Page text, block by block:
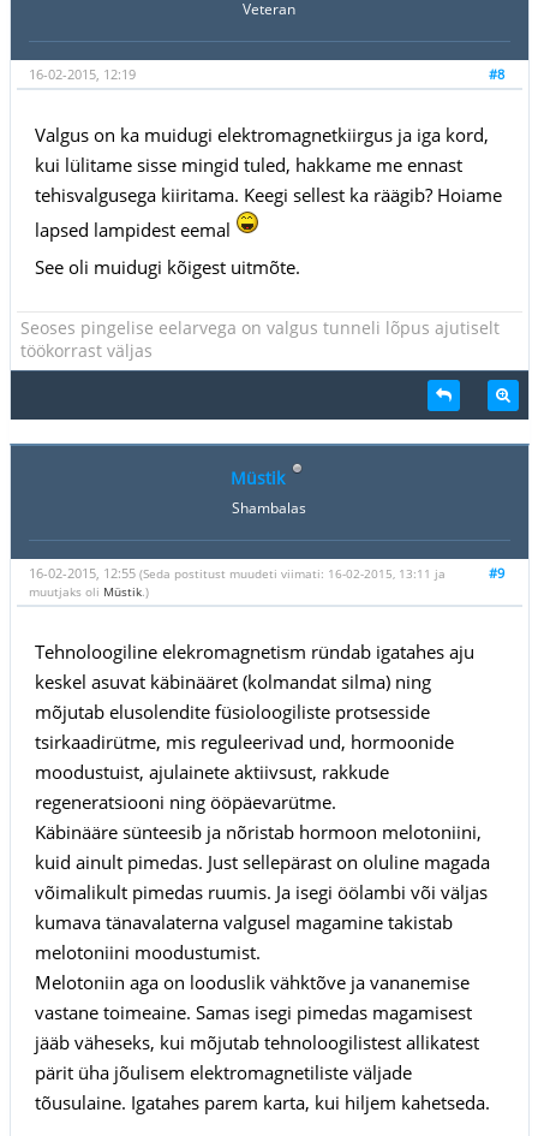
Veteran
#8
16-02-2015, 12:19
Valgus on ka muidugi elektromagnetkiirgus ja iga kord,
kui lülitame sisse mingid tuled, hakkame me ennast
tehisvalgusega kiiritama. Keegi sellest ka räägib? Hoiame
lapsed lampidest eemal
See oli muidugi kõigest uitmõte.
Seoses pingelise eelarvega on valgus tunneli lõpus ajutiselt
töökorrast väljas
Müstik
Shambalas
#9
16-02-2015, 12:55 (Seda postitust muudeti viimati: 16-02-2015, 13:11 ja
muutjaks oli Müstik.)
Tehnoloogiline elekromagnetism ründab igatahes aju
keskel asuvat käbinääret (kolmandat silma) ning
mõjutab elusolendite füsioloogiliste protsesside
tsirkaadirütme, mis reguleerivad und, hormoonide
moodustuist, ajulainete aktiivsust, rakkude
regeneratsiooni ning ööpäevarütme.
Käbinääre sünteesib ja nõristab hormoon melotoniini,
kuid ainult pimedas. Just sellepärast on oluline magada
võimalikult pimedas ruumis. Ja isegi öölambi või väljas
kumava tänavalaterna valgusel magamine takistab
melotoniini moodustumist.
Melotoniin aga on looduslik vähktõve ja vananemise
vastane toimeaine. Samas isegi pimedas magamisest
jääb väheseks, kui mõjutab tehnoloogilistest allikatest
pärit üha jõulisem elektromagnetiliste väljade
tõusulaine. Igatahes parem karta, kui hiljem kahetseda.